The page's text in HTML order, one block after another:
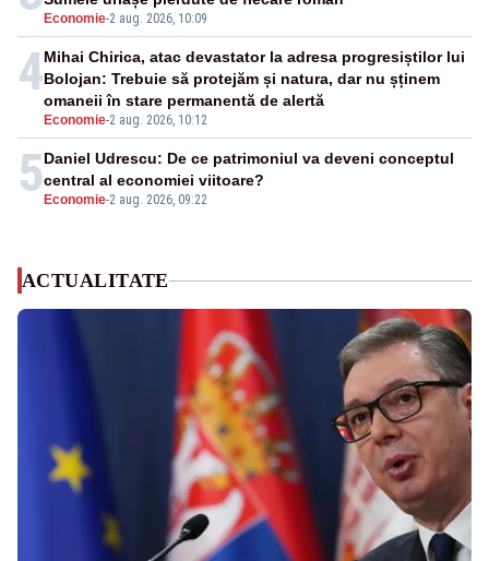
Economie-2 aug. 2026, 10:09
4
Economie-2 aug. 2026, 10:12
Mihai Chirica, atac devastator la adresa progresiștilor lui
Bolojan: Trebuie să protejăm și natura, dar nu șținem
omaneii în stare permanentă de alertă
5 Economie-2 aug. 2026, 09:22
Daniel Udrescu: De ce patrimoniul va deveni conceptul
central al economiei viitoare?
ACTUALITATE